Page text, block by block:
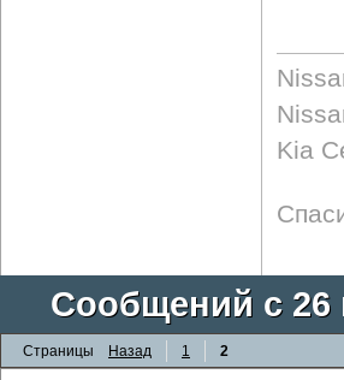
Kia
Сообщений с 26
Страницы Назад 1 2